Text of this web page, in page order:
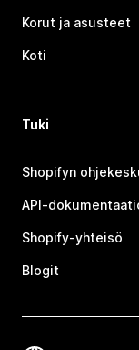
Korut ja asusteet
Koti
Tuki
Shopifyn
API-
Shopify-yhteisö
Blogit